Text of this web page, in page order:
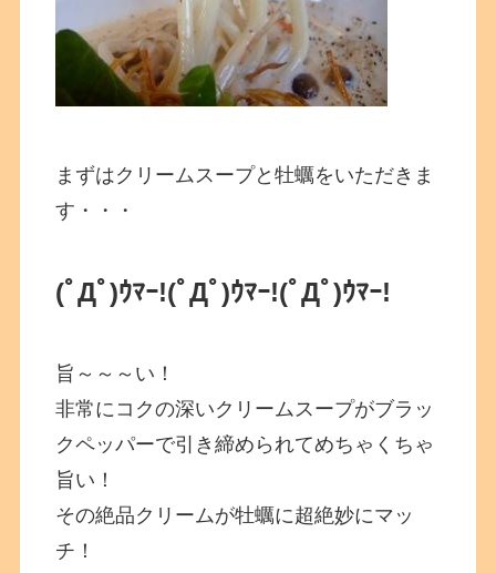
まずはクリームスープと牡蠣をいただきま
す・・・
(ﾟДﾟ)ｳﾏｰ!(ﾟДﾟ)ｳﾏｰ!(ﾟДﾟ)ｳﾏｰ!
旨～～～い！
非常にコクの深いクリームスープがブラッ
クペッパーで引き締められてめちゃくちゃ
旨い！
その絶品クリームが牡蠣に超絶妙にマッ
チ！